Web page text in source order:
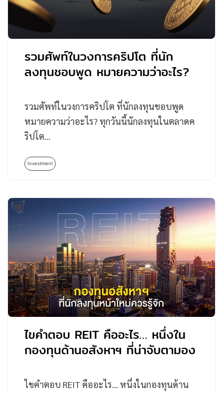
รวมศัพท์ในวงการคริปโต ที่นัก
ลงทุนชอบพูด หมายความว่าอะไร?
รวมศัพท์ในวงการคริปโต ที่นักลงทุนชอบพูด
หมายความว่าอะไร? ทุกวันนี้นักลงทุนในตลาดค
ริปโต…
Investment
ไขคำตอบ REIT คืออะไร… หนึ่งใน
กองทุนด้านอสังหาฯ ที่น่าจับตามอง
ไขคำตอบ REIT คืออะไร… หนึ่งในกองทุนด้าน